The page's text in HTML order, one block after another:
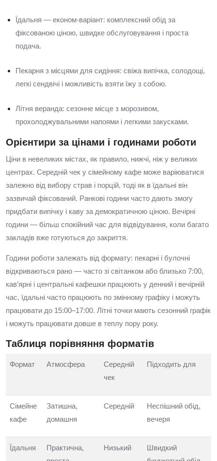
Їдальня — економ-варіант: комплексний обід за
фіксованою ціною, швидке обслуговування і проста
подача.
Пекарня з місцями для сидіння: свіжа випічка, солодощі,
легкі сендвічі і можливість взяти їжу з собою.
Літня веранда: сезонне місце з морозивом,
прохолоджувальними напоями і легкими закусками.
Орієнтири за цінами і годинами роботи
Ціни в невеликих містах, як правило, нижчі, ніж у великих
центрах. Середній чек у сімейному кафе може варіюватися
залежно від вибору страв і порцій, тоді як в їдальні він
зазвичай фіксований. Ранкові години часто дають змогу
придбати випічку і каву за демократичною ціною. Вечірні
години — більш спокійний час для відвідування, коли багато
закладів вже готуються до закриття.
Години роботи залежать від формату: пекарні і булочні
відкриваються рано — часто зі світанком або близько 7:00,
кав’ярні і центральні кафешки працюють у денний і вечірній
час, їдальні часто працюють по змінному графіку і можуть
працювати до 15:00–17:00. Літні точки мають сезонний графік
і можуть працювати довше в теплу пору року.
Таблиця порівняння форматів
Формат Атмосфера
Середній
чек
Підходить для
Сімейне
кафе
Затишна,
домашня
Середній
Неспішний обід,
вечеря
Їдальня
Практична,
Низький
Швидкий